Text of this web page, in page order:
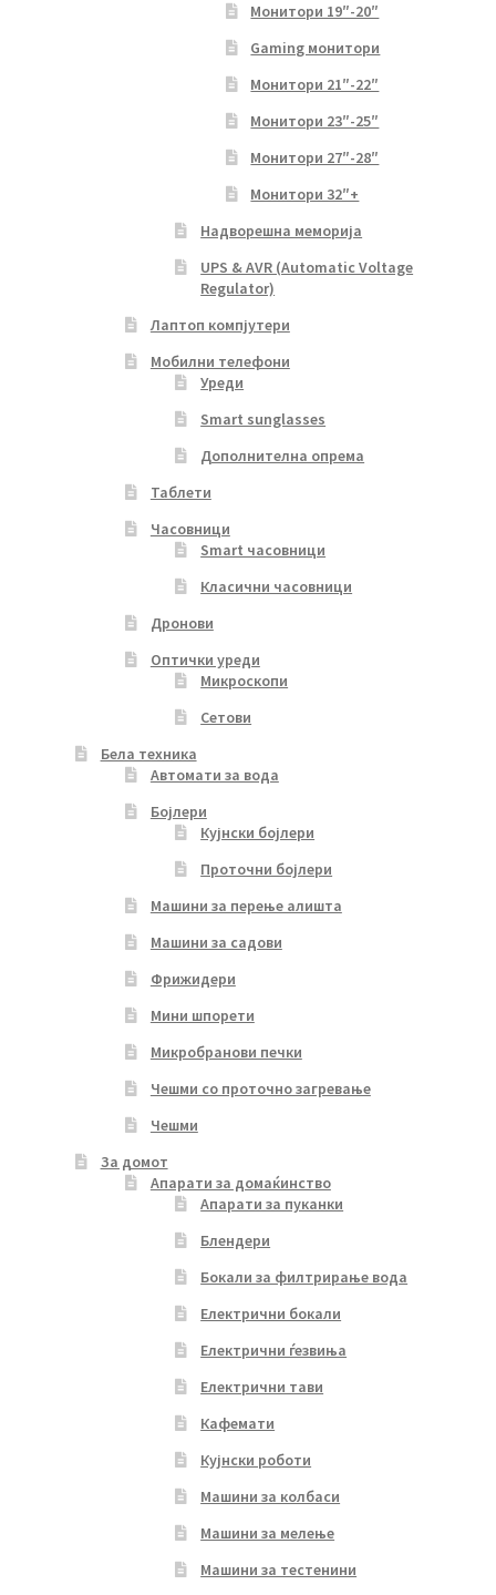
Монитори 19″-20″
Gaming монитори
Монитори 21″-22″
Монитори 23″-25″
Монитори 27″-28″
Монитори 32″+
Надворешна меморија
UPS & AVR (Automatic Voltage
Regulator)
Лаптоп компјутери
Мобилни телефони
Уреди
Smart sunglasses
Дополнителна опрема
Таблети
Часовници
Smart часовници
Класични часовници
Дронови
Оптички уреди
Микроскопи
Сетови
Бела техника
Автомати за вода
Бојлери
Кујнски бојлери
Проточни бојлери
Машини за перење алишта
Машини за садови
Фрижидери
Мини шпорети
Микробранови печки
Чешми со проточно загревање
Чешми
За домот
Апарати за домаќинство
Апарати за пуканки
Блендери
Бокали за филтрирање вода
Електрични бокали
Електрични ѓезвиња
Електрични тави
Кафемати
Кујнски роботи
Машини за колбаси
Машини за мелење
Машини за тестенини